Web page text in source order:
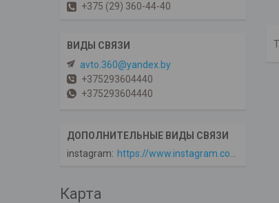
+375 (29) 360-44-40
avto.360@yandex.by
+375293604440
+375293604440
instagram https://www.instagram.com/avto360
Карта